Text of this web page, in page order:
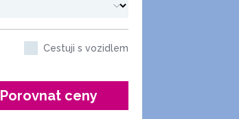
Cestuji s vozidlem
Porovnat ceny